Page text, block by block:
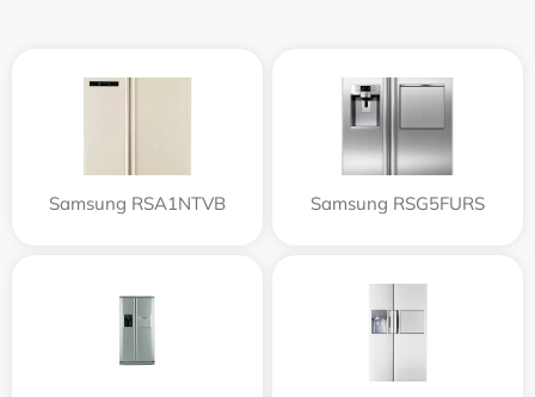
Samsung RSA1NTVB Samsung RSG5FURS